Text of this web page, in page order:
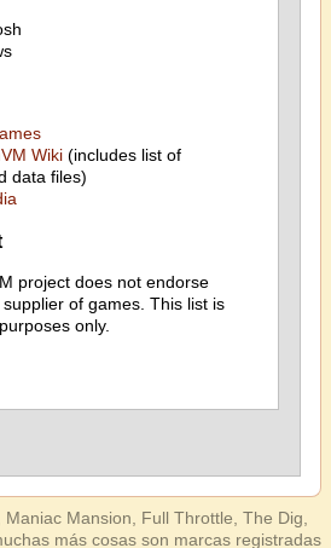
Wiki(includes list of
data files)
project does not endorse
of games. This list is
only.
Mansion, Full Throttle, The Dig,
más cosas son marcas registradas